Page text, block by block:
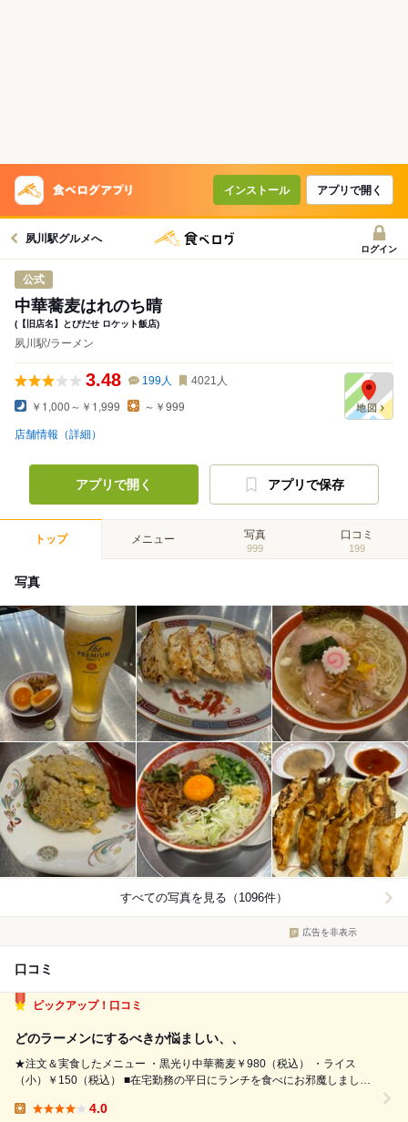
インストール アプリで開く
夙川駅グルメへ
ログイン
公式
中華蕎麦はれのち晴
(【旧店名】とびだせ ロケット飯店)
夙川駅/ラーメン
3.48 199人 4021 人
￥1,000～￥1,999 ～￥999
店舗情報（詳細）
アプリで開く アプリで保存
トップ メニュー 写真
999
口コミ
199
写真
すべての写真を見る（1096件）
広告を非表示
口コミ
ピックアップ！口コミ
どのラーメンにするべきか悩ましい、、
★注文＆実食したメニュー ・黒光り中華蕎麦￥980（税込） ・ライス
（小）￥150（税込） ■在宅勤務の平日にランチを食べにお邪魔しまし
ーンプレイス）に入居しているラーメン店。この施設の駐車場の利用可能
4.0